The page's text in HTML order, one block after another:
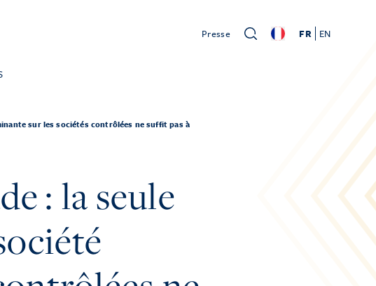
Presse FR EN
sur les sociétés contrôlées ne suffit pas à
: la seule